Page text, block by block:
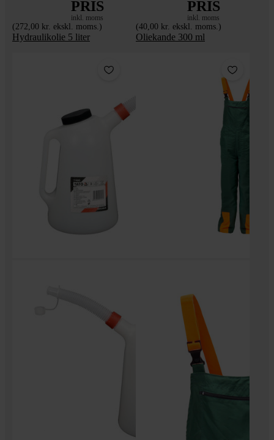
PRIS
inkl. moms
(272,00 kr. ekskl. moms.)
Hydraulikolie 5 liter
PRIS
inkl. moms
(40,00 kr. ekskl. moms.)
Oliekande 300 ml